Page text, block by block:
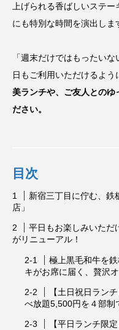
上げられる香ばしいステ
にも特別な時間を演出しま
「週末だけではもったい
日もご利用いただけるよう
美ランチや、ご友人とのゆ
ださい。
目次
新宿三丁目に佇む、鉄
店」
平日もお楽しみいただ
がリニューアル！
極上黒毛和牛を
キがお席に届く、贅沢
【土日祝日ラン
べ放題5,500円を４部制
【平日ランチ限